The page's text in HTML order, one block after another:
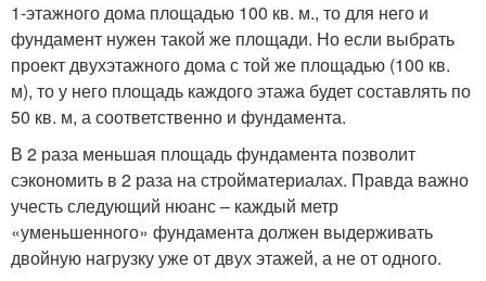
1-этажного дома площадью 100 кв. м., то для него и
фундамент нужен такой же площади. Но если выбрать
проект двухэтажного дома с той же площадью (100 кв.
м), то у него площадь каждого этажа будет составлять по
50 кв. м, а соответственно и фундамента.
В 2 раза меньшая площадь фундамента позволит
сэкономить в 2 раза на стройматериалах. Правда важно
учесть следующий нюанс – каждый метр
«уменьшенного» фундамента должен выдерживать
двойную нагрузку уже от двух этажей, а не от одного.